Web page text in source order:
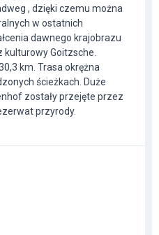
, dzięki czemu można
w ostatnich
dawnego krajobrazu
Goitzsche.
km. Trasa okrężna
ścieżkach. Duże
zostały przejęte przez
przyrody.